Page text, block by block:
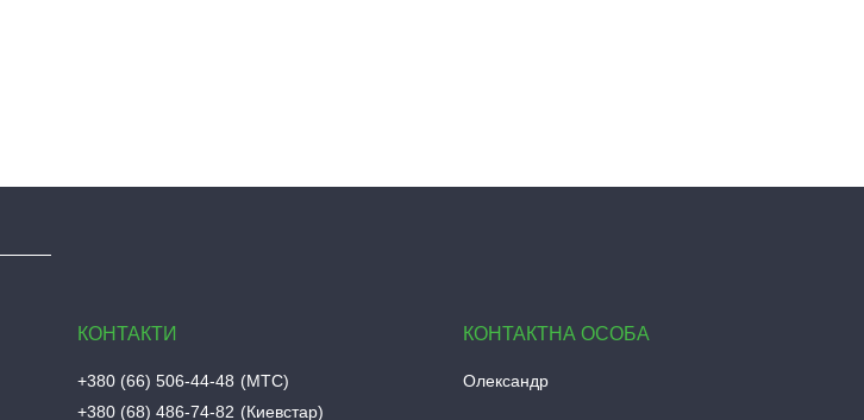
+380 (66) 506-44-48
МТС
+380 (68) 486-74-82
Киевстар
Олександр